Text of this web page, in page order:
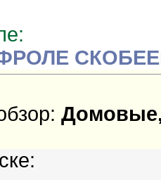
Домовые,